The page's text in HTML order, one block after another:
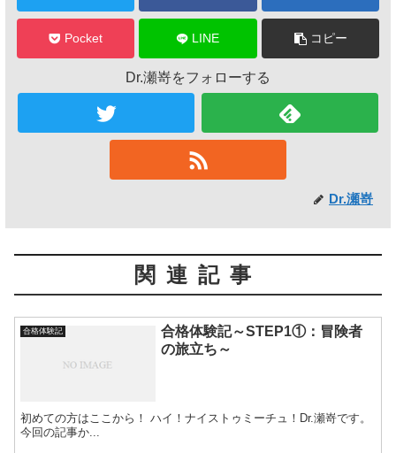
Pocket LINE コピー
Dr.瀬嵜をフォローする
Dr.瀬嵜
関連記事
合格体験記
合格体験記～STEP1①：冒険者
の旅立ち～
初めての方はここから！ ハイ！ナイストゥミーチュ！Dr.瀬嵜です。
今回の記事か...